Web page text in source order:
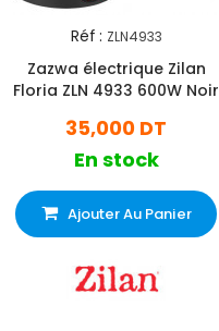
Réf : ZLN4933
Zazwa électrique Zilan
Floria ZLN 4933 600W Noir
35,000 DT
En stock
Ajouter Au Panier